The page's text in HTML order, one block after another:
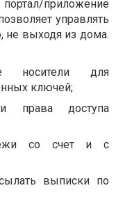
приложение
управлять
не выходя из дома.
носители для
ключей;
и права доступа
со счет и с
выписки по